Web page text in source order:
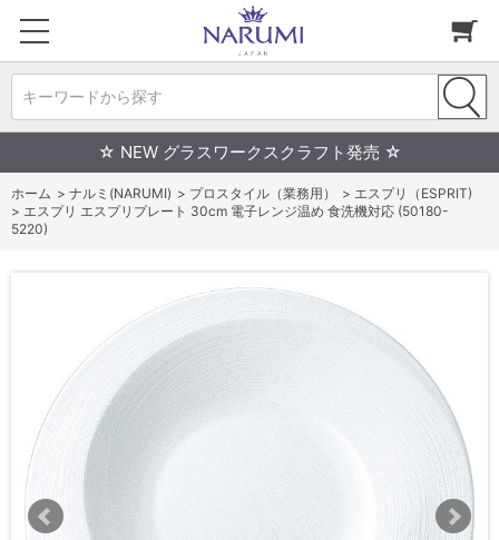
キーワードから探す
☆ NEW グラスワークスクラフト発売 ☆
ホーム > ナルミ(NARUMI) > プロスタイル（業務用） > エスプリ（ESPRIT)
> エスプリ エスプリプレート 30cm 電子レンジ温め 食洗機対応 (50180-
5220)